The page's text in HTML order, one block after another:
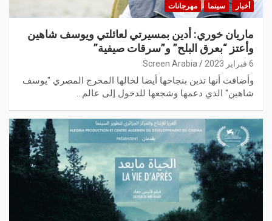
أخبار سينما مهرجانات
ماريان خوري: أدين بمسيرتي لعائلتي ويوسف شاهين
وأعتز “بعرق البلح” و”سرقات صيفية”
6 فبراير 2023 Screen Arabia
وأضافت أنها تدين بنجاحها أيضا لخالها المخرج المصري "يوسف
شاهين" الذي دعمها وشجعها للدخول إلى عالم…